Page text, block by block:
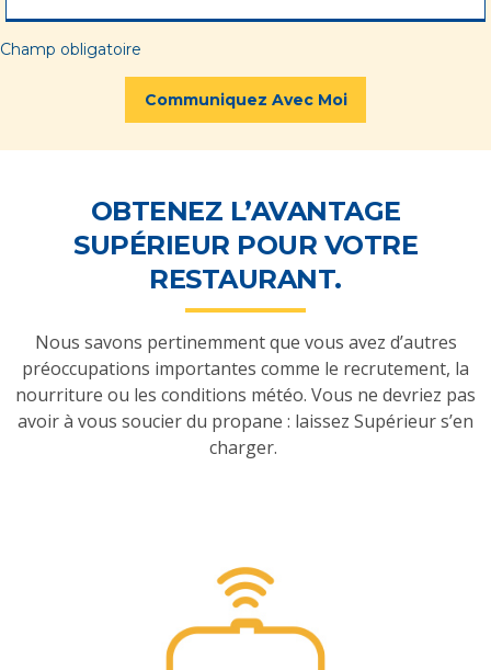
obligatoire
OBTENEZ L’AVANTAGE
SUPÉRIEUR POUR VOTRE
RESTAURANT.
Nous savons pertinemment que vous avez d’autres
préoccupations importantes comme le recrutement, la
nourriture ou les conditions météo. Vous ne devriez pas
avoir à vous soucier du propane : laissez Supérieur s’en
charger.